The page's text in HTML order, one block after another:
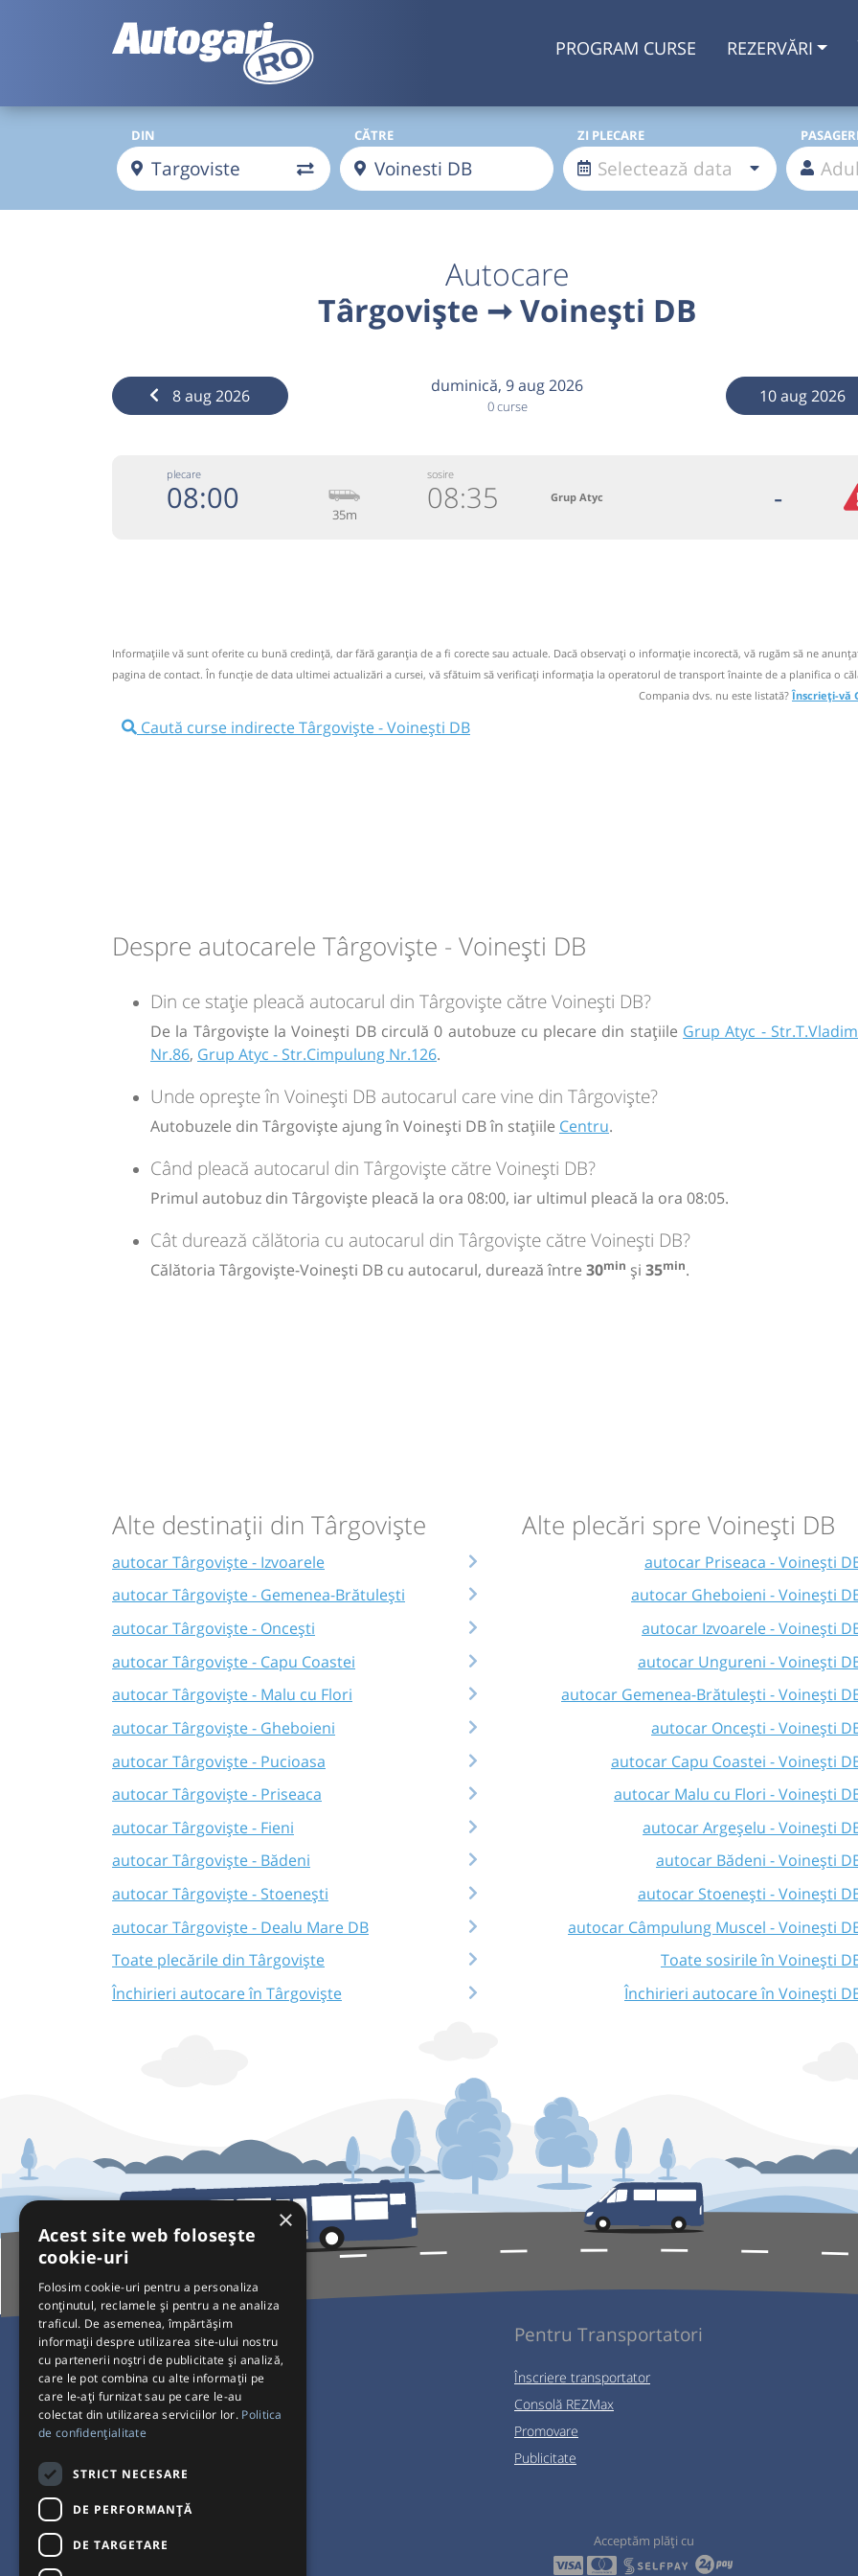
PROGRAM CURSE REZERVĂRI
DIN CĂTRE ZI PLECARE PASAGERI
Autocare
Târgoviște ➞ Voinești DB
8 aug 2026 duminică, 9 aug 2026
0 curse 10 aug 2026
plecare
08:00 35m
sosire
08:35 Grup Atyc -
Circulă doar luni, marți, miercuri, joi și vineri
NOU!
Pune poze din călătoria ta
Centru
35 min
L M M J V S D
Sursa: GRUP ATYC SRL | Ultima actualizare: 11/2025
Informaţiile vă sunt oferite cu bună credinţă, dar fără garanţia de a fi corecte sau actuale. Dacă observați o informaţie incorectă, vă rugăm să ne
pagina de contact. În funcție de data ultimei actualizări a cursei, vă sfătuim să verificaţi informaţia la operatorul de transport înainte de a planifica o
Compania dvs. nu este listată?Înscrieți-vă
Caută curse indirecte Târgoviște - Voinești DB
Despre autocarele Târgoviște - Voinești DB
Din ce stație pleacă autocarul din Târgoviște către Voinești DB?
De la Târgoviște la Voinești DB circulă 0 autobuze cu plecare din stațiile Grup Atyc -
Nr.86, Grup Atyc - Str.Cimpulung Nr.126.
Unde oprește în Voinești DB autocarul care vine din Târgoviște?
Autobuzele din Târgoviște ajung în Voinești DB în stațiile Centru.
Când pleacă autocarul din Târgoviște către Voinești DB?
Primul autobuz din Târgoviște pleacă la ora 08:00, iar ultimul pleacă la ora 08:05.
Cât durează călătoria cu autocarul din Târgoviște către Voinești DB?
Călătoria Târgoviște-Voinești DB cu autocarul, durează între 30min și 35min.
Alte destinații din Târgoviște
autocar Târgoviște - Izvoarele
autocar Târgoviște - Gemenea-Brătulești
autocar Târgoviște - Oncești
autocar Târgoviște - Capu Coastei
autocar Târgoviște - Malu cu Flori
autocar Târgoviște - Gheboieni
autocar Târgoviște - Pucioasa
autocar Târgoviște - Priseaca
autocar Târgoviște - Fieni
autocar Târgoviște - Bădeni
autocar Târgoviște - Stoenești
autocar Târgoviște - Dealu Mare DB
Toate plecările din Târgoviște
Închirieri autocare în Târgoviște
Alte plecări spre Voinești DB
autocar Priseaca - Voinești
autocar Gheboieni - Voinești
autocar Izvoarele - Voinești
autocar Ungureni - Voinești
autocar Gemenea-Brătulești - Voinești
autocar Oncești - Voinești
autocar Capu Coastei - Voinești
autocar Malu cu Flori - Voinești
autocar Argeșelu - Voinești
autocar Bădeni - Voinești
autocar Stoenești - Voinești
autocar Câmpulung Muscel - Voinești
Toate sosirile în Voinești
Închirieri autocare în Voinești
Pentru Călători
Curse autobuz
Plecări/Sosiri
Setări de cookie-uri
Pentru Transportatori
Înscriere transportator
Consolă REZMax
Promovare
Publicitate
Acceptăm plăți cu
×
Acest site web folosește
cookie-uri
Folosim cookie-uri pentru a personaliza
conținutul, reclamele și pentru a ne analiza
traficul. De asemenea, împărtășim
informații despre utilizarea site-ului nostru
cu partenerii noștri de publicitate și analiză,
care le pot combina cu alte informații pe
care le-ați furnizat sau pe care le-au
colectat din utilizarea serviciilor lor. Politica
de confidențialitate
STRICT NECESARE
DE PERFORMANȚĂ
DE TARGETARE